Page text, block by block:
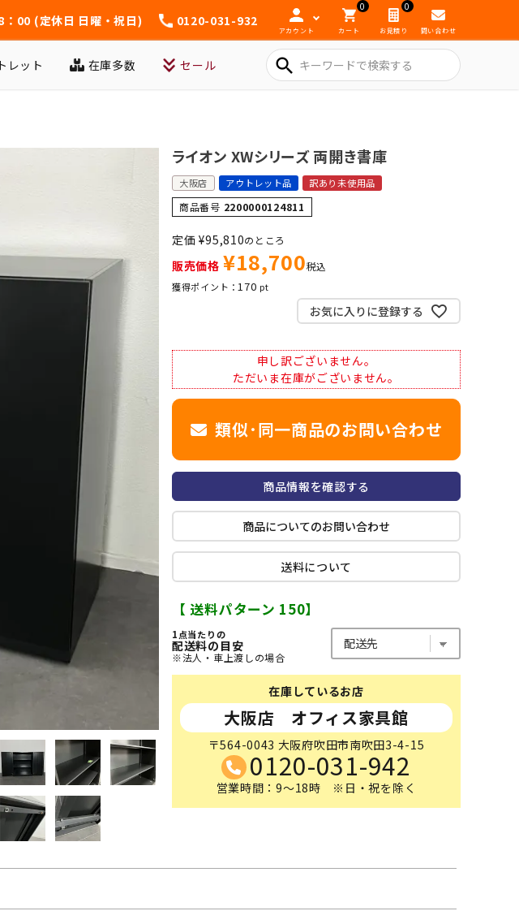
：00 (定休日 日曜・祝日) 0120-031-932
アカウント
0
カート
0
お見積り 問い合わせ
レット 在庫多数 セール search
ライオン XWシリーズ 両開き書庫
大阪店 アウトレット品 訳あり未使用品
商品番号 2200000124811
定価 ¥95,810のところ
販売価格 ¥18,700税込
170
お気に入りに登録する
申し訳ございません。
ただいま在庫がございません。
類似･同一商品のお問い合わせ
商品情報を確認する
商品についてのお問い合わせ
送料について
【 送料パターン 150】
1点当たりの
配送料の目安
※法人・車上渡しの場合
在庫しているお店
大阪店 オフィス家具館
〒564-0043 大阪府吹田市南吹田3-4-15
0120-031-942
営業時間：9～18時 ※日・祝を除く